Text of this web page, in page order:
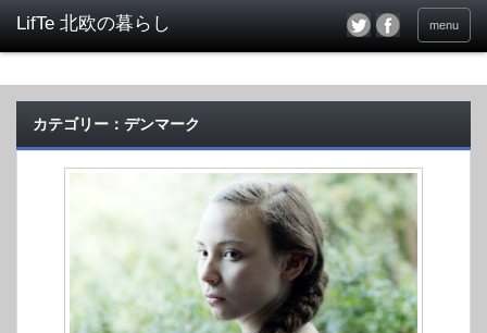
menu
カテゴリー：デンマーク